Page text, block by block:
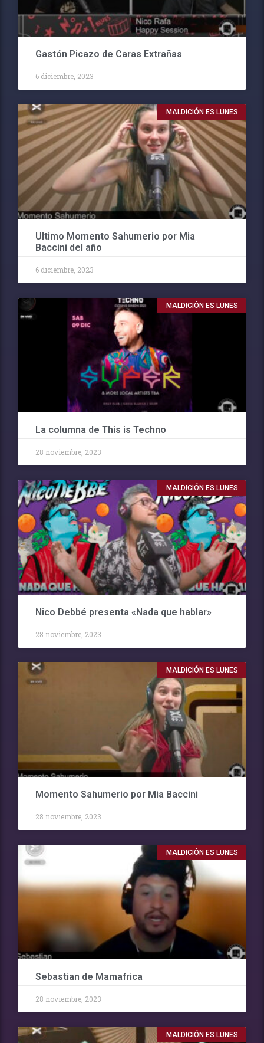
Gastón Picazo de Caras Extrañas
6 diciembre, 2023
MALDICIÓN ES LUNES
Ultimo Momento Sahumerio por Mia
Baccini del año
6 diciembre, 2023
MALDICIÓN ES LUNES
La columna de This is Techno
28 noviembre, 2023
MALDICIÓN ES LUNES
Nico Debbé presenta «Nada que hablar»
28 noviembre, 2023
MALDICIÓN ES LUNES
Momento Sahumerio por Mia Baccini
28 noviembre, 2023
MALDICIÓN ES LUNES
Sebastian de Mamafrica
28 noviembre, 2023
MALDICIÓN ES LUNES